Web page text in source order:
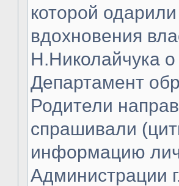
которой
вдохновения
Н.Николайчука о
Департамент
Родители
спрашивали
информацию
Администрации